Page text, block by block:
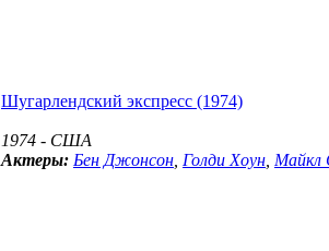
Шугарлендский экспресс (1974)
1974 - США
Актеры: Бен Джонсон Голди Хоун Майкл